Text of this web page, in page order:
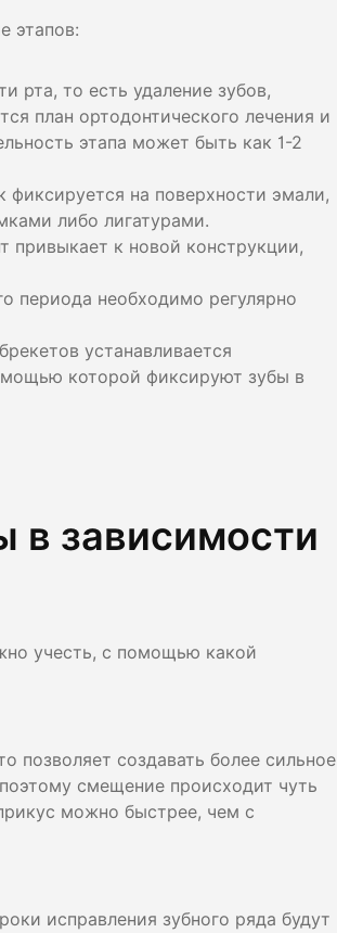
этапов:
рта, то есть удаление зубов,
план ортодонтического лечения и
этапа может быть как 1-2
на поверхности эмали,
либо лигатурами.
привыкает к новой конструкции,
периода необходимо регулярно
устанавливается
которой фиксируют зубы в
в зависимости
учесть, с помощью какой
позволяет создавать более сильное
смещение происходит чуть
можно быстрее, чем с
исправления зубного ряда будут